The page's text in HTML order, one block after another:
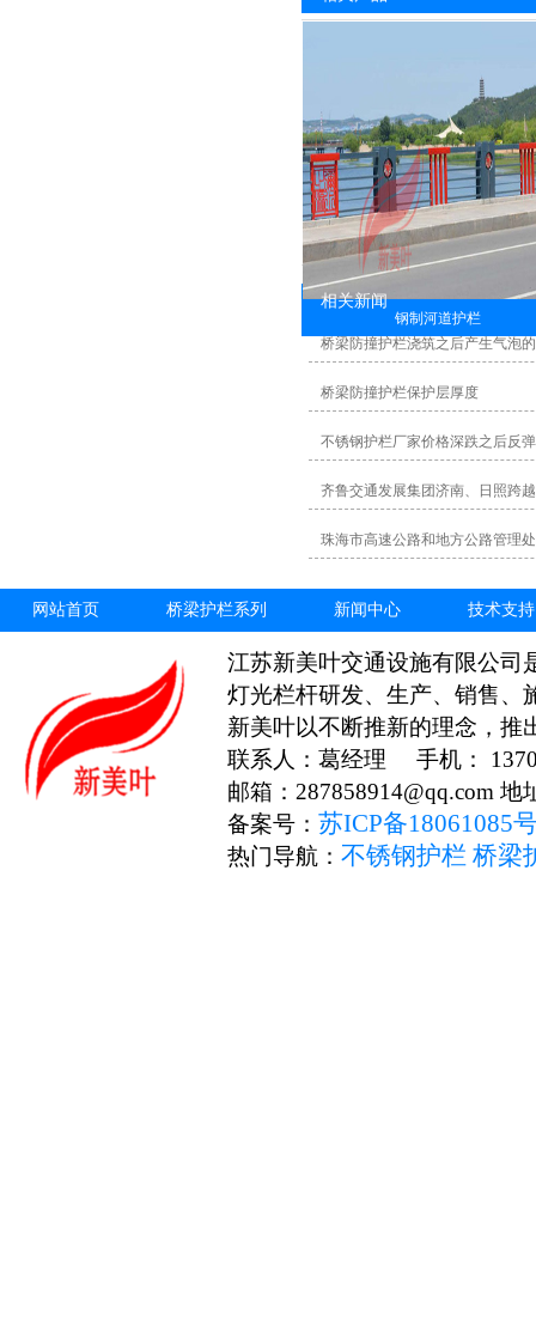
钢制河道护栏
相关新闻
桥梁防撞护栏浇筑之后产生气泡
桥梁防撞护栏保护层厚度
不锈钢护栏厂家价格深跌之后反
齐鲁交通发展集团济南、日照跨
珠海市高速公路和地方公路管理
网站首页 桥梁护栏系列 新闻中心 技术支持
江苏新美叶交通设施有限公司
灯光栏杆研发、生产、销售、
新美叶以不断推新的理念，推
联系人：葛经理 手机：
邮箱：287858914@qq.com
备案号： 苏ICP备18061085
热门导航： 不锈钢护栏 桥梁